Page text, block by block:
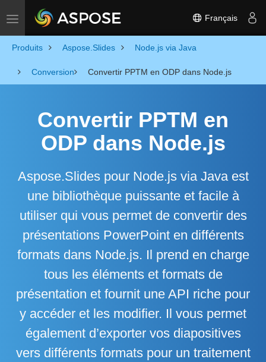
Toggle navigation Français
Produits Aspose.Slides Node.js via Java
Conversion Convertir PPTM en ODP dans Node.js
Convertir PPTM en
ODP dans Node.js
Aspose.Slides pour Node.js via Java est
une bibliothèque puissante et facile à
utiliser qui vous permet de convertir des
présentations PowerPoint en différents
formats dans Node.js. Il prend en charge
tous les éléments et formats de
présentation et fournit une API riche pour
y accéder et les modifier. Il vous permet
également d’exporter vos diapositives
vers différents formats pour un traitement